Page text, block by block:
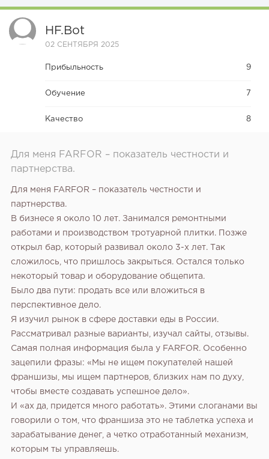
HF.bot
02 СЕНТЯБРЯ 2025
Прибыльность 9
Обучение 7
Качество 8
Для меня FARFOR – показатель честности и
партнерства.
Для меня FARFOR – показатель честности и
партнерства.
В бизнесе я около 10 лет. Занимался ремонтными
работами и производством тротуарной плитки. Позже
открыл бар, который развивал около 3-х лет. Так
сложилось, что пришлось закрыться. Остался только
некоторый товар и оборудование общепита.
Было два пути: продать все или вложиться в
перспективное дело.
Я изучил рынок в сфере доставки еды в России.
Рассматривал разные варианты, изучал сайты, отзывы.
Самая полная информация была у FARFOR. Особенно
зацепили фразы: «Мы не ищем покупателей нашей
франшизы, мы ищем партнеров, близких нам по духу,
чтобы вместе создавать успешное дело».
И «ах да, придется много работать». Этими слоганами вы
говорили о том, что франшиза это не таблетка успеха и
зарабатывание денег, а четко отработанный механизм,
которым ты управляешь.